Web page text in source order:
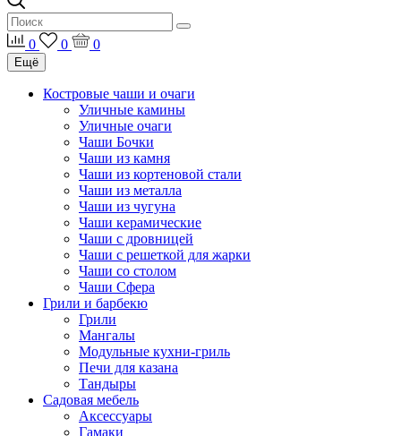
0 0 0
Ещё
Костровые чаши и очаги
Уличные камины
Уличные очаги
Чаши Бочки
Чаши из камня
Чаши из кортеновой стали
Чаши из металла
Чаши из чугуна
Чаши керамические
Чаши с дровницей
Чаши с решеткой для жарки
Чаши со столом
Чаши Сфера
Грили и барбекю
Грили
Мангалы
Модульные кухни-гриль
Печи для казана
Тандыры
Садовая мебель
Аксессуары
Гамаки